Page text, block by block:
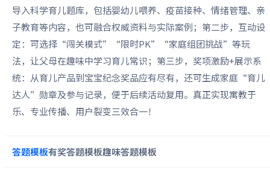
导入科学育儿题库，包括婴幼儿喂养、疫苗接种、情绪管理、亲
子教育等内容，也可融合权威资料与实际案例；第二步，互动设
定：可选择“闯关模式”“限时PK”“家庭组团挑战”等玩
法，让父母在趣味中学习育儿常识；第三步，奖项激励+展示系
统：从育儿产品到宝宝纪念奖品应有尽有，还可生成家庭“育儿
达人”勋章及参与记录，便于后续活动复用。真正实现寓教于
乐、专业传播、用户裂变三效合一！
答题模板有奖答题模板趣味答题模板